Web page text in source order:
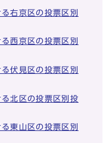
右京区の投票区別
西京区の投票区別
伏見区の投票区別
北区の投票区別投
東山区の投票区別